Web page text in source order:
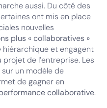
aussi. Du côté des
ont mis en place
nouvelles
plus « collaboratives »
et engagent
de l’entreprise. Les
un modèle de
de gagner en
collaborative.